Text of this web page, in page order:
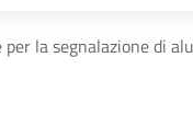
la segnalazione di